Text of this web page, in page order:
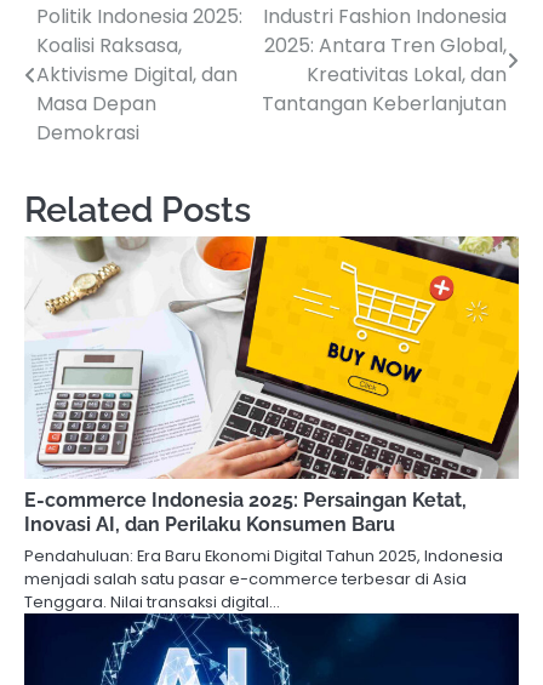
Post
navigation
Politik Indonesia 2025:
Koalisi Raksasa,
Aktivisme Digital, dan
Masa Depan
Demokrasi
Industri Fashion Indonesia
2025: Antara Tren Global,
Kreativitas Lokal, dan
Tantangan Keberlanjutan
Related Posts
E-commerce Indonesia 2025: Persaingan Ketat,
Inovasi AI, dan Perilaku Konsumen Baru
Pendahuluan: Era Baru Ekonomi Digital Tahun 2025, Indonesia
menjadi salah satu pasar e-commerce terbesar di Asia
Tenggara. Nilai transaksi digital…